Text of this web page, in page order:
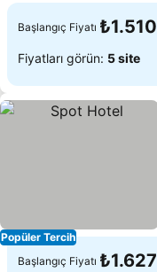
Başlangıç Fiyatı ₺1.510
Fiyatları görün: 5 site
Popüler Tercih
Başlangıç Fiyatı ₺1.627